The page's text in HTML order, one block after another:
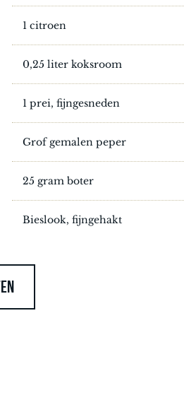
1 citroen
0,25 liter koksroom
1 prei, fijngesneden
Grof gemalen peper
25 gram boter
Bieslook, fijngehakt